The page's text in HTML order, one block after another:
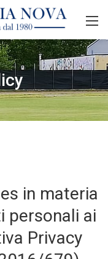
in materia
personali ai
Privacy